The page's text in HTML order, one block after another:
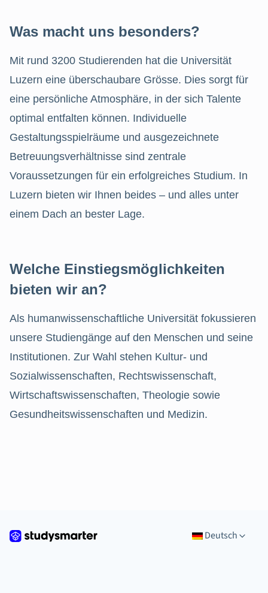
Was macht uns besonders?
Mit rund 3200 Studierenden hat die Universität
Luzern eine überschaubare Grösse. Dies sorgt für
eine persönliche Atmosphäre, in der sich Talente
optimal entfalten können. Individuelle
Gestaltungsspielräume und ausgezeichnete
Betreuungsverhältnisse sind zentrale
Voraussetzungen für ein erfolgreiches Studium. In
Luzern bieten wir Ihnen beides – und alles unter
einem Dach an bester Lage.
Welche Einstiegsmöglichkeiten
bieten wir an?
Als humanwissenschaftliche Universität fokussieren
unsere Studiengänge auf den Menschen und seine
Institutionen. Zur Wahl stehen Kultur- und
Sozialwissenschaften, Rechtswissenschaft,
Wirtschaftswissenschaften, Theologie sowie
Gesundheitswissenschaften und Medizin.
Deutsch